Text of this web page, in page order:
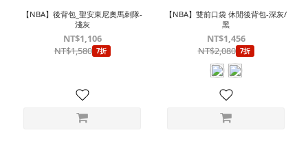
【NBA】後背包_聖安東尼奧馬刺隊-
淺灰
NT$1,106
NT$1,580 7折
【NBA】雙前口袋 休閒後背包-深灰/
黑
NT$1,456
NT$2,080 7折